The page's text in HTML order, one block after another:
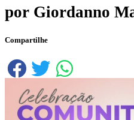
por Giordanno
Compartilhe